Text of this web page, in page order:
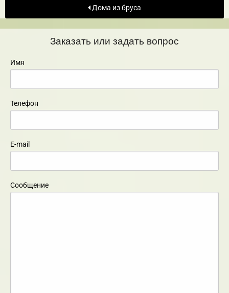
Дома из бруса
Заказать или задать вопрос
Имя
Телефон
E-mail
Сообщение